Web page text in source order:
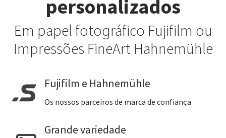
personalizados
Em papel fotográfico Fujifilm ou
Impressões FineArt Hahnemühle
Fujifilm e Hahnemühle
Os nossos parceiros de marca de confiança
Grande variedade